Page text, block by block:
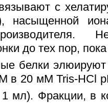
с
насыщенной
до тех пор,
белки
в 20 мМ Tris-HCl
мл). Фракции, в